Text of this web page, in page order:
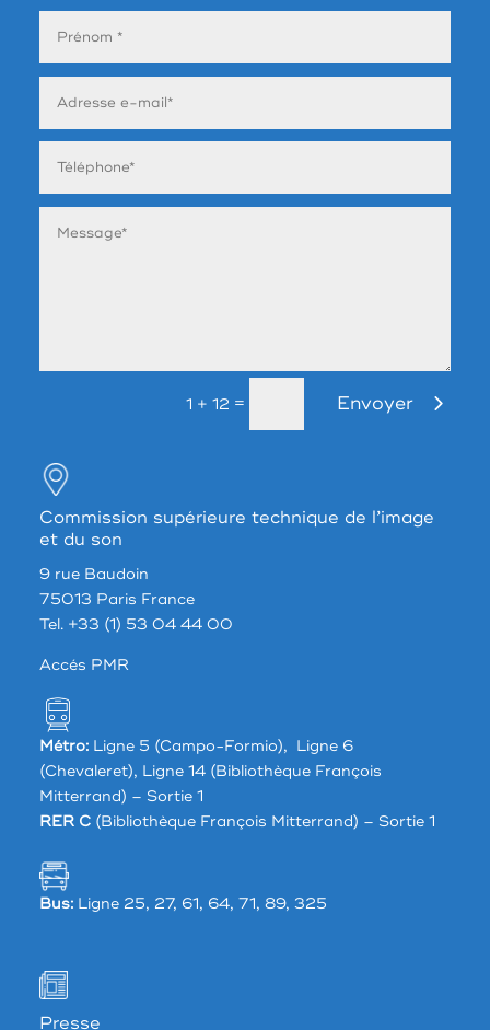
1 + 12 = Envoyer
Commission supérieure technique de l’image
et du son
9 rue Baudoin
75013 Paris France
Tel. +33 (1) 53 04 44 00
Accés PMR
Métro:Ligne 5 (Campo-Formio), Ligne 6
(Chevaleret), Ligne 14 (Bibliothèque François
Mitterrand) – Sortie 1
RER C(Bibliothèque François Mitterrand) – Sortie 1
Bus:Ligne 25, 27, 61, 64, 71, 89, 325
Presse